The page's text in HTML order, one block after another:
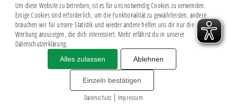
Impressum|Datenschutz
BSG CHEMIE LEIPZIG © 2026
MITGLIEDERZAHL: 2.816
webdesign by3W
Um diese Website zu betreiben, ist es für uns notwendig Cookies zu verwenden.
Einige Cookies sind erforderlich, um die Funktionalität zu gewährleisten, andere
brauchen wir für unsere Statistik und wieder andere helfen uns dir nur die
Werbung anzuzeigen, die dich interessiert. Mehr erfährst du in unserer
Datenschutzerklärung.
Alles zulassen Ablehnen
Einzeln bestätigen
Datenschutz | Impressum